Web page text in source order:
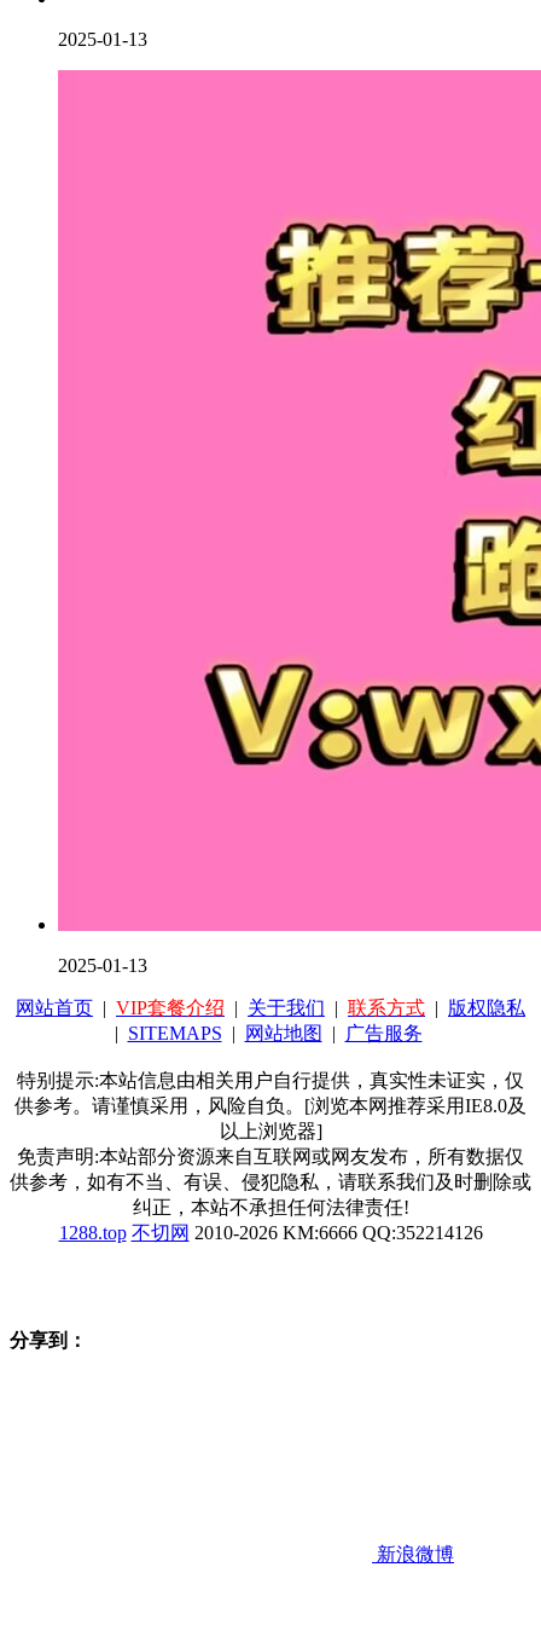
2025-01-13
2025-01-13
网站首页 | VIP套餐介绍 | 关于我们 | 联系方式 | 版权隐私
| SITEMAPS | 网站地图 | 广告服务
特别提示:本站信息由相关用户自行提供，真实性未证实，仅
供参考。请谨慎采用，风险自负。[浏览本网推荐采用IE8.0及
以上浏览器]
免责声明:本站部分资源来自互联网或网友发布，所有数据仅
供参考，如有不当、有误、侵犯隐私，请联系我们及时删除或
纠正，本站不承担任何法律责任!
1288.top 不切网 2010-2026 KM:6666 QQ:352214126
分享到：
新浪微博